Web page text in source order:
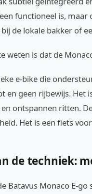
functioneel is,
de lokale bakker of
weten is dat de
e-bike die
en geen rijbewijs. Het
ontspannen ritten.
Het is een fiets
de techniek:
Batavus Monaco E-